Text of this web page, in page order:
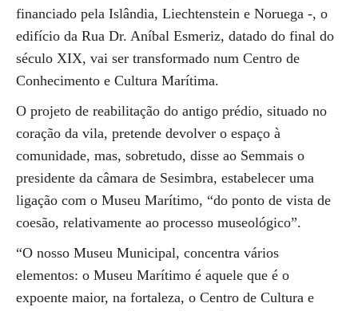
financiado pela Islândia, Liechtenstein e Noruega -, o
edifício da Rua Dr. Aníbal Esmeriz, datado do final do
século XIX, vai ser transformado num Centro de
Conhecimento e Cultura Marítima.
O projeto de reabilitação do antigo prédio, situado no
coração da vila, pretende devolver o espaço à
comunidade, mas, sobretudo, disse ao Semmais o
presidente da câmara de Sesimbra, estabelecer uma
ligação com o Museu Marítimo, “do ponto de vista de
coesão, relativamente ao processo museológico”.
“O nosso Museu Municipal, concentra vários
elementos: o Museu Marítimo é aquele que é o
expoente maior, na fortaleza, o Centro de Cultura e